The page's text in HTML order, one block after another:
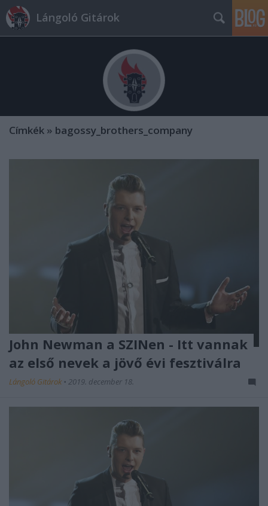
Lángoló Gitárok
Címkék » bagossy_brothers_company
John Newman a SZINen - Itt vannak
az első nevek a jövő évi fesztiválra
Lángoló Gitárok • 2019. december 18.